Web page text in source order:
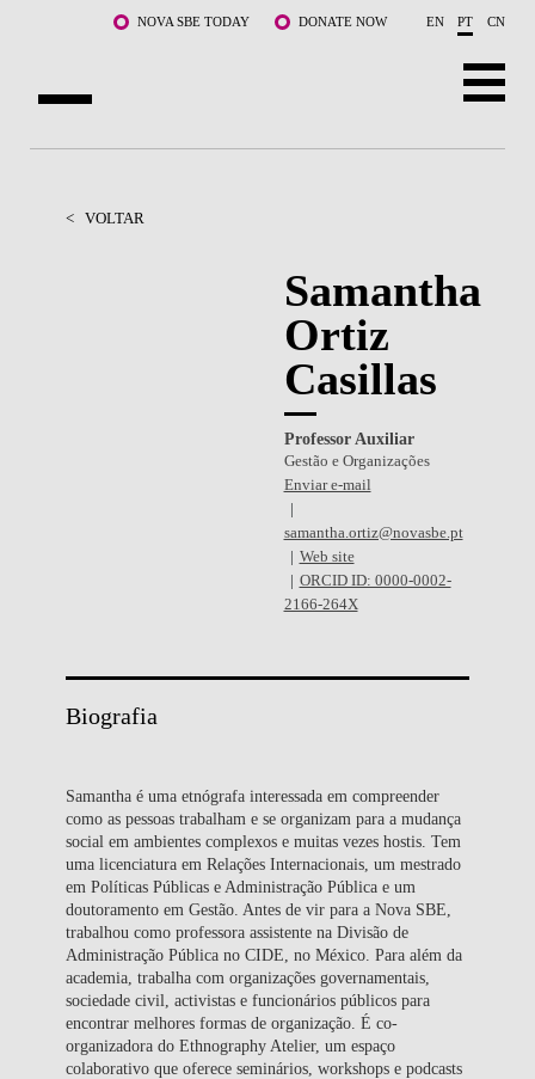
Saltar para o conteúdo principalNOVA SBE TODAY DONATE NOW EN PT CN
CURSOS
< VOLTAR
Samantha
Ortiz
Casillas
Professor Auxiliar
Gestão e Organizações
Enviar e-mail
samantha.ortiz@novasbe.pt
Web site
ORCID ID: 0000-0002-
2166-264X
Biografia
Samantha é uma etnógrafa interessada em compreender
como as pessoas trabalham e se organizam para a mudança
social em ambientes complexos e muitas vezes hostis. Tem
uma licenciatura em Relações Internacionais, um mestrado
em Políticas Públicas e Administração Pública e um
doutoramento em Gestão. Antes de vir para a Nova SBE,
trabalhou como professora assistente na Divisão de
Administração Pública no CIDE, no México. Para além da
academia, trabalha com organizações governamentais,
sociedade civil, activistas e funcionários públicos para
encontrar melhores formas de organização. É co-
organizadora do Ethnography Atelier, um espaço
colaborativo que oferece seminários, workshops e podcasts